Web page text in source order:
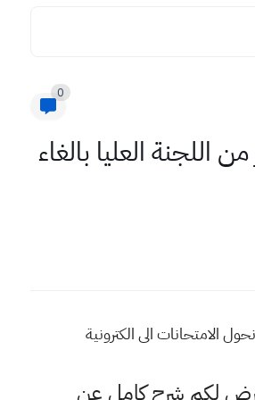
0
في حال صدور قرار من اللجنة العليا بالغاء
لكم شرح كامل عن